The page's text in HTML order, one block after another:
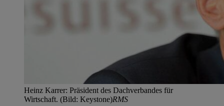
Heinz Karrer: Präsident des Dachverbandes für
Wirtschaft. (Bild: Keystone)RMS